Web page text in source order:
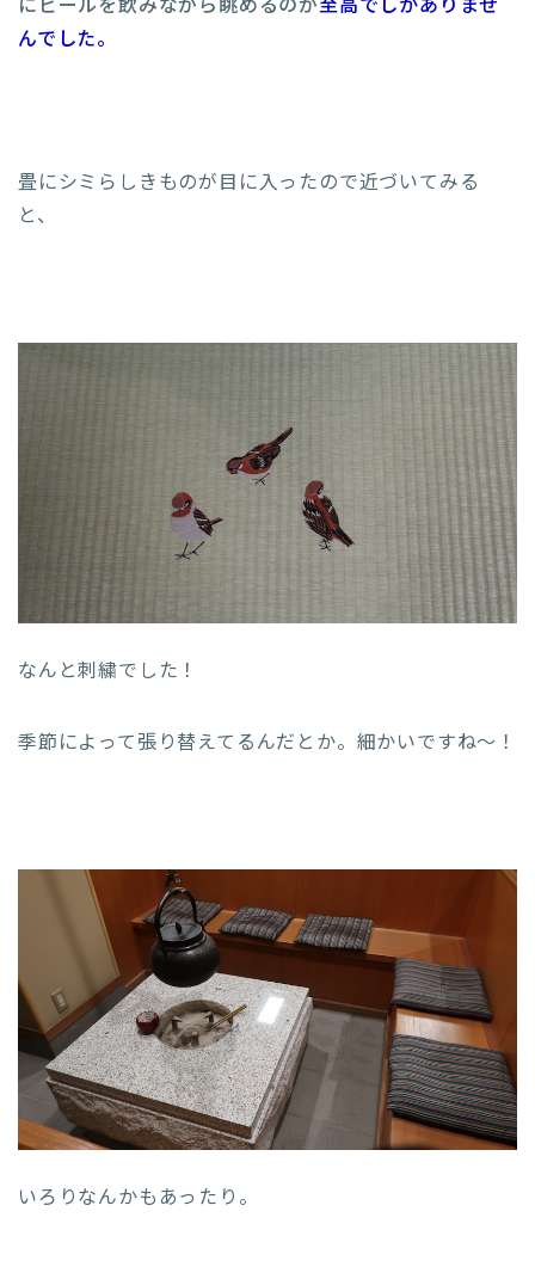
にビールを飲みながら眺めるのが至高でしかありませ
んでした。
畳にシミらしきものが目に入ったので近づいてみる
と、
なんと刺繍でした！
季節によって張り替えてるんだとか。細かいですね〜！
いろりなんかもあったり。